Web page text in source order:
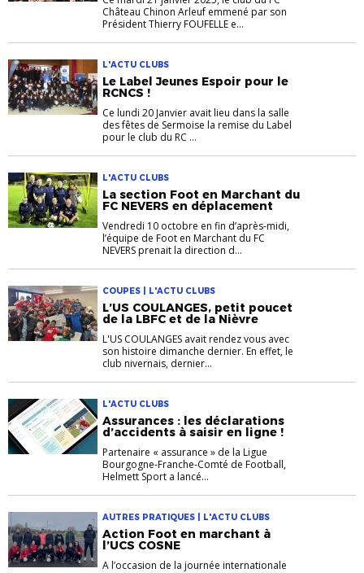
Château Chinon Arleuf emmené par son
Président Thierry FOUFELLE e...
L'ACTU CLUBS
Le Label Jeunes Espoir pour le
RCNCS !
Ce lundi 20 Janvier avait lieu dans la salle
des fêtes de Sermoise la remise du Label
pour le club du RC ...
L'ACTU CLUBS
La section Foot en Marchant du
FC NEVERS en déplacement
Vendredi 10 octobre en fin d’après-midi,
l’équipe de Foot en Marchant du FC
NEVERS prenait la direction d...
COUPES | L'ACTU CLUBS
L’US COULANGES, petit poucet
de la LBFC et de la Nièvre
L'US COULANGES avait rendez vous avec
son histoire dimanche dernier. En effet, le
club nivernais, dernier...
L'ACTU CLUBS
Assurances : les déclarations
d’accidents à saisir en ligne !
Partenaire « assurance » de la Ligue
Bourgogne-Franche-Comté de Football,
Helmett Sport a lancé...
AUTRES PRATIQUES | L'ACTU CLUBS
Action Foot en marchant à
l’UCS COSNE
A l’occasion de la journée internationale